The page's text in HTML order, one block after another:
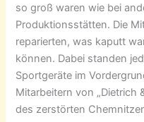
so groß waren wie bei
Produktionsstätten. Die
reparierten, was kaputt
können. Dabei standen
Sportgeräte im
Mitarbeitern von „Dietrich
des zerstörten